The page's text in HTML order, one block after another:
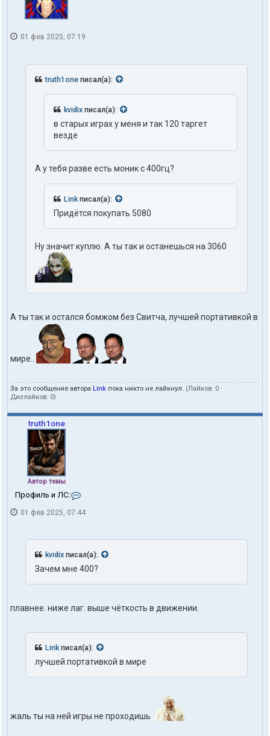
01 фев 2025, 07:19
truth1one писал(а):
kvidix писал(а):
в старых играх у меня и так 120 таргет
везде
А у тебя разве есть моник с 400гц?
Link писал(а):
Придётся покупать 5080
Ну значит куплю. А ты так и останешься на 3060
А ты так и остался бомжом без Свитча, лучшей портативкой в
мире..
За это сообщение автора Link пока никто не лайкнул. (Лайков: 0 ·
Дизлайков: 0)
truth1one
Автор темы
Профиль и ЛС:
н
к
т
ы
п
з
т
е
л
я
t
01 фев 2025, 07:44
kvidix писал(а):
Зачем мне 400?
плавнее. ниже лаг. выше чёткость в движении.
Link писал(а):
лучшей портативкой в мире
жаль ты на ней игры не проходишь